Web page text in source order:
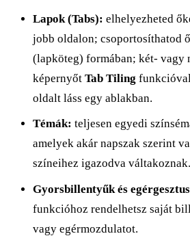
Lapok (Tabs): elhelyezheted
jobb oldalon; csoportosíthatod
(lapköteg) formában; két- vagy
képernyőt Tab Tiling
oldalt láss egy ablakban.
Témák: teljesen egyedi
amelyek akár napszak szerint
színeihez igazodva váltakoznak.
Gyorsbillentyűk és
funkcióhoz rendelhetsz saját
vagy egérmozdulatot.